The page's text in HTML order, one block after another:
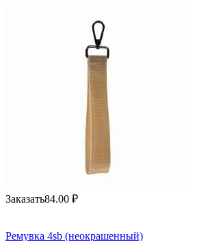
Заказать84.00 ₽
Ремувка 4sb (неокрашенный)